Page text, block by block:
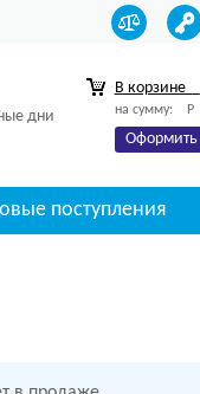
дни
В корзине
на сумму: Р
Оформить
поступления